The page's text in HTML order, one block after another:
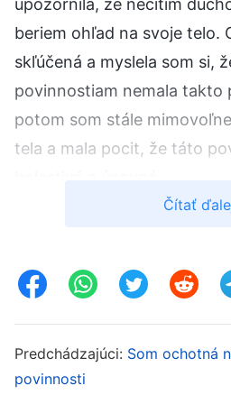
beriem ohľad na svoje telo.
skľúčená a myslela som si,
povinnostiam nemala takto
potom som stále
tela a mala pocit, že táto
základe môjho stáleho
vo svojej viere v Boha Mu
srdcia, ak ich srdcia nie sú s
Čítať
Predchádzajúci: Som ochotná
povinnosti